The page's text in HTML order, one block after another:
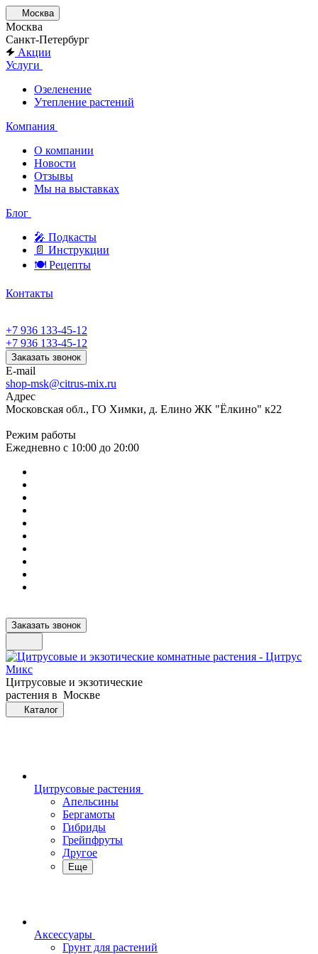
Москва
Москва
Санкт-Петербург
Акции
Услуги
Озеленение
Утепление растений
Компания
О компании
Новости
Отзывы
Мы на выставках
Блог
🎤︎︎ Подкасты
📄 Инструкции
🍽 Рецепты
Контакты
+7 936 133-45-12
+7 936 133-45-12
Заказать звонок
E-mail
shop-msk@citrus-mix.ru
Адрес
Московская обл., ГО Химки, д. Елино ЖК "Ёлкино" к22
Режим работы
Ежедневно с 10:00 до 20:00
Заказать звонок
Цитрусовые и экзотические
растения в Москве
Каталог
Цитрусовые растения
Апельсины
Бергамоты
Гибриды
Грейпфруты
Другое
Еще
Аксессуары
Грунт для растений